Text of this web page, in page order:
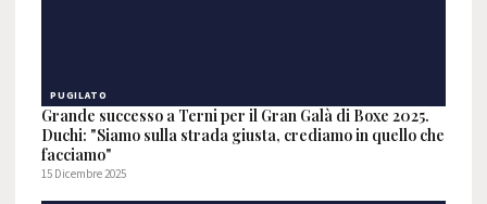
PUGILATO
Grande successo a Terni per il Gran Galà di Boxe 2025.
Duchi: "Siamo sulla strada giusta, crediamo in quello che
facciamo"
15 Dicembre 2025